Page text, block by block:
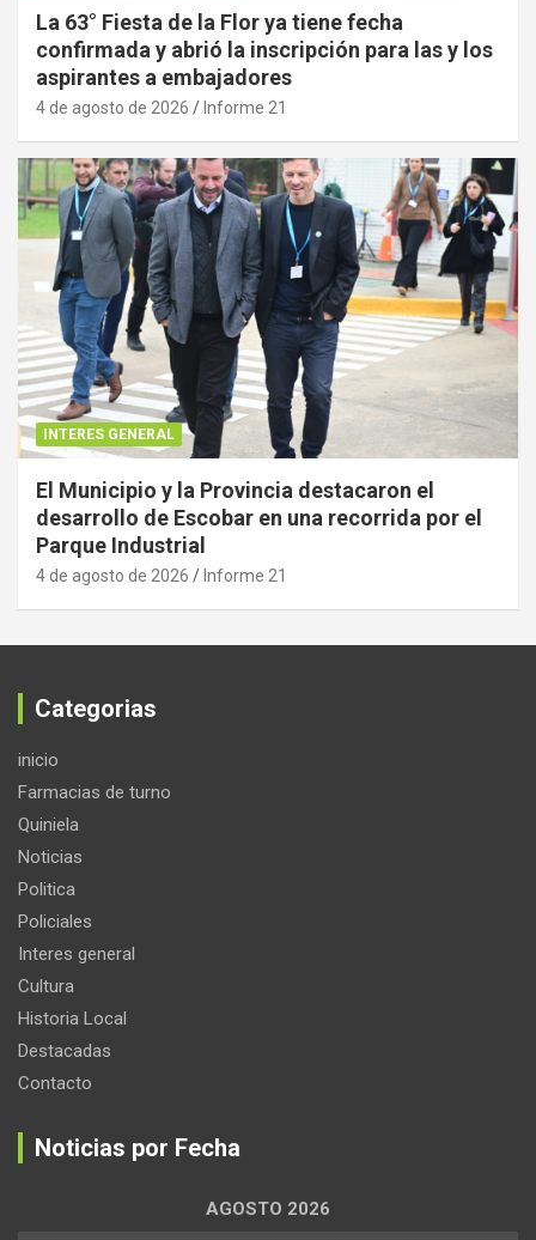
La 63° Fiesta de la Flor ya tiene fecha
confirmada y abrió la inscripción para las y los
aspirantes a embajadores
4 de agosto de 2026 Informe 21
INTERES GENERAL
El Municipio y la Provincia destacaron el
desarrollo de Escobar en una recorrida por el
Parque Industrial
4 de agosto de 2026 Informe 21
Categorias
inicio
Farmacias de turno
Quiniela
Noticias
Politica
Policiales
Interes general
Cultura
Historia Local
Destacadas
Contacto
Noticias por Fecha
AGOSTO 2026